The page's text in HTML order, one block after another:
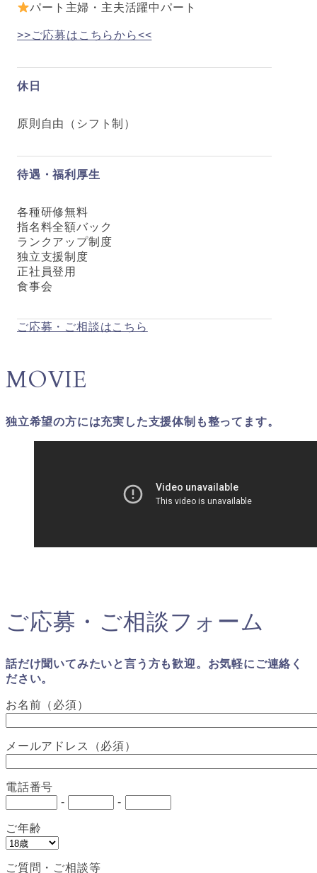
パート主婦・主夫活躍中パート
>>ご応募はこちらから<<
休日
原則自由（シフト制）
待遇・福利厚生
各種研修無料
指名料全額バック
ランクアップ制度
独立支援制度
正社員登用
食事会
ご応募・ご相談はこちら
MOVIE
独立希望の方には充実した支援体制も整ってます。
ご応募・ご相談フォーム
話だけ聞いてみたいと言う方も歓迎。お気軽にご連絡く
ださい。
お名前（必須）
メールアドレス（必須）
電話番号
-
-
ご年齢
ご質問・ご相談等